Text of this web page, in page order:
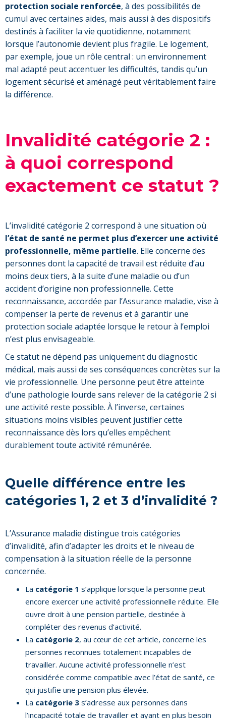
protection sociale renforcée, à des possibilités de
cumul avec certaines aides, mais aussi à des dispositifs
destinés à faciliter la vie quotidienne, notamment
lorsque l’autonomie devient plus fragile. Le logement,
par exemple, joue un rôle central : un environnement
mal adapté peut accentuer les difficultés, tandis qu’un
logement sécurisé et aménagé peut véritablement faire
la différence.
Invalidité catégorie 2 :
à quoi correspond
exactement ce statut ?
L’invalidité catégorie 2 correspond à une situation où
l’état de santé ne permet plus d’exercer une activité
professionnelle, même partielle. Elle concerne des
personnes dont la capacité de travail est réduite d’au
moins deux tiers, à la suite d’une maladie ou d’un
accident d’origine non professionnelle. Cette
reconnaissance, accordée par l’Assurance maladie, vise à
compenser la perte de revenus et à garantir une
protection sociale adaptée lorsque le retour à l’emploi
n’est plus envisageable.
Ce statut ne dépend pas uniquement du diagnostic
médical, mais aussi de ses conséquences concrètes sur la
vie professionnelle. Une personne peut être atteinte
d’une pathologie lourde sans relever de la catégorie 2 si
une activité reste possible. À l’inverse, certaines
situations moins visibles peuvent justifier cette
reconnaissance dès lors qu’elles empêchent
durablement toute activité rémunérée.
Quelle différence entre les
catégories 1, 2 et 3 d’invalidité ?
L’Assurance maladie distingue trois catégories
d’invalidité, afin d’adapter les droits et le niveau de
compensation à la situation réelle de la personne
concernée.
La catégorie 1 s’applique lorsque la personne peut
encore exercer une activité professionnelle réduite. Elle
ouvre droit à une pension partielle, destinée à
compléter des revenus d’activité.
La catégorie 2, au cœur de cet article, concerne les
personnes reconnues totalement incapables de
travailler. Aucune activité professionnelle n’est
considérée comme compatible avec l’état de santé, ce
qui justifie une pension plus élevée.
La catégorie 3 s’adresse aux personnes dans
l’incapacité totale de travailler et ayant en plus besoin